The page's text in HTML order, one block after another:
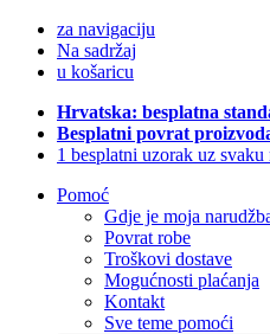
za navigaciju
Na sadržaj
u košaricu
Hrvatska: besplatna
Besplatni povrat
1 besplatni uzorak uz svaku
Pomoć
Gdje je moja
Povrat robe
Troškovi dostave
Mogućnosti plaćanja
Kontakt
Sve teme pomoći